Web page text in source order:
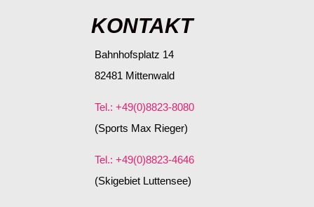
KONTAKT
Bahnhofsplatz 14
82481 Mittenwald
Tel.: +49(0)8823-8080
(Sports Max Rieger)
Tel.: +49(0)8823-4646
(Skigebiet Luttensee)